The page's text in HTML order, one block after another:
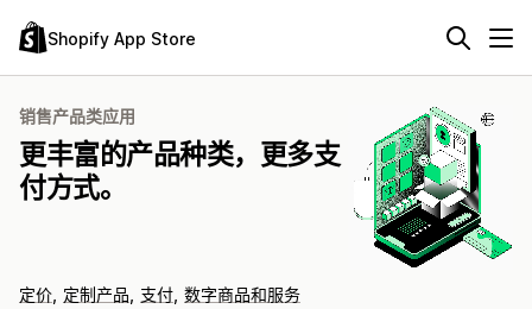
Shopify App Store
销售产品类应用
更丰富的产品种类，更多支
付方式。
定价 定制产品 支付 数字商品和服务